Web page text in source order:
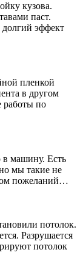
кузова.
паст.
долгий эффект
пленкой
в другом
работы по
в машину. Есть
мы такие не
пожеланий…
потолок.
Разрушается
потолок